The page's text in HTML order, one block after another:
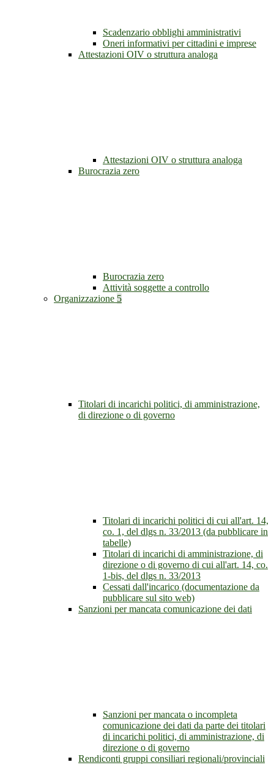
Scadenzario obblighi amministrativi
Oneri informativi per cittadini e imprese
Attestazioni OIV o struttura analoga
Attestazioni OIV o struttura analoga
Burocrazia zero
Burocrazia zero
Attività soggette a controllo
Organizzazione 5
Titolari di incarichi politici, di amministrazione,
di direzione o di governo
Titolari di incarichi politici di cui all'art. 14,
co. 1, del dlgs n. 33/2013 (da pubblicare in
tabelle)
Titolari di incarichi di amministrazione, di
direzione o di governo di cui all'art. 14, co.
1-bis, del dlgs n. 33/2013
Cessati dall'incarico (documentazione da
pubblicare sul sito web)
Sanzioni per mancata comunicazione dei dati
Sanzioni per mancata o incompleta
comunicazione dei dati da parte dei titolari
di incarichi politici, di amministrazione, di
direzione o di governo
Rendiconti gruppi consiliari regionali/provinciali